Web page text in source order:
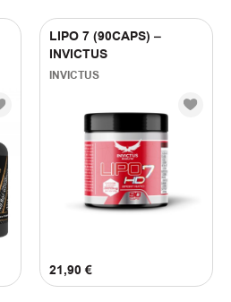
LIPO 7 (90CAPS) –
INVICTUS
INVICTUS
21,90 €